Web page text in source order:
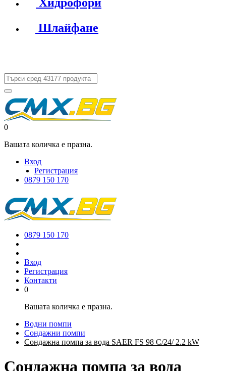
Шлайфане
0
Вашата количка е празна.
Вход
Регистрация
0879 150 170
0879 150 170
Вход
Регистрация
Контакти
0
Вашата количка е празна.
Водни помпи
Сондажни помпи
Сондажна помпа за вода SAER FS 98 C/24/ 2.2 kW
Сондажна помпа за вода